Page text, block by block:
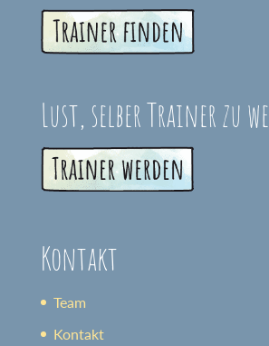
Lust, selber Trainer zu
Kontakt
Team
Kontakt